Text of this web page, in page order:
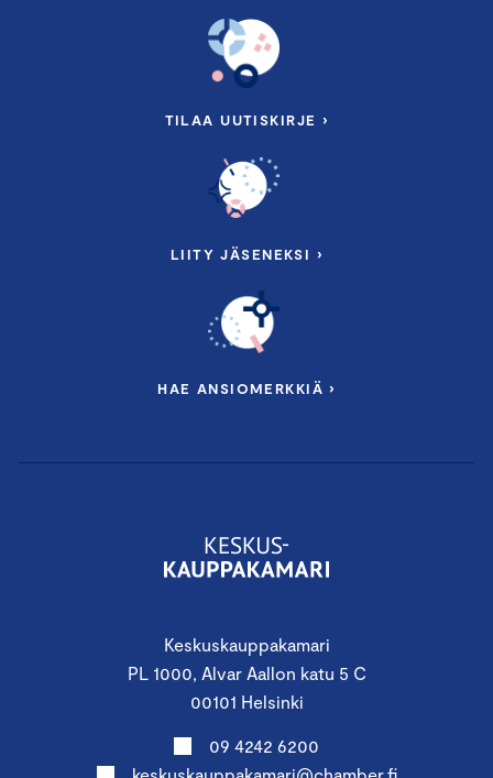
Keskuskauppakamari
PL 1000, Alvar Aallon katu 5 C
00101 Helsinki
09 4242 6200
TILAA UUTISKIRJE ›
LIITY JÄSENEKSI ›
HAE ANSIOMERKKIÄ ›